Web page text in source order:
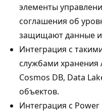
элементы
соглашения об
защищают данные и
Интеграция с
службами хранения
Cosmos DB, Data
объектов.
Интеграция с